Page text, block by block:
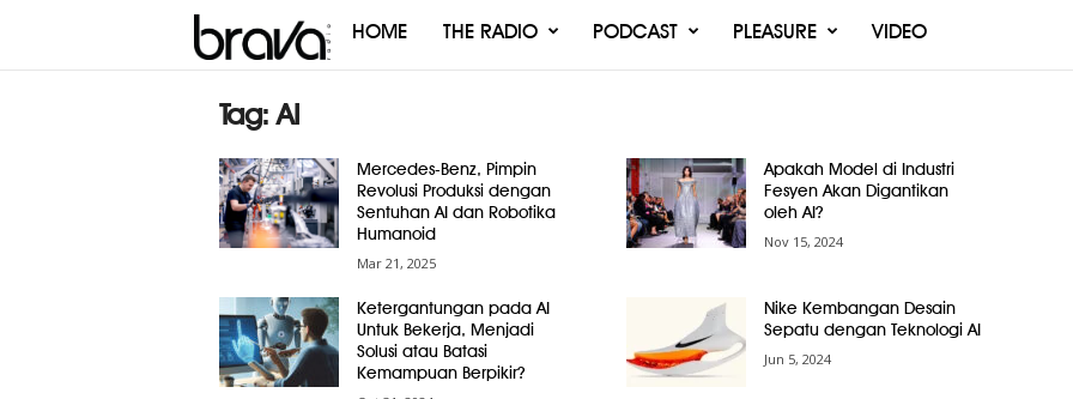
Brava
HOME THE RADIO PODCAST PLEASURE VIDEO
Tag: AI
Mercedes-Benz, Pimpin
Revolusi Produksi dengan
Sentuhan AI dan Robotika
Humanoid
Mar 21, 2025
Apakah Model di Industri
Fesyen Akan Digantikan
oleh AI?
Nov 15, 2024
Ketergantungan pada AI
Untuk Bekerja, Menjadi
Solusi atau Batasi
Kemampuan Berpikir?
Nike Kembangan Desain
Sepatu dengan Teknologi AI
Jun 5, 2024